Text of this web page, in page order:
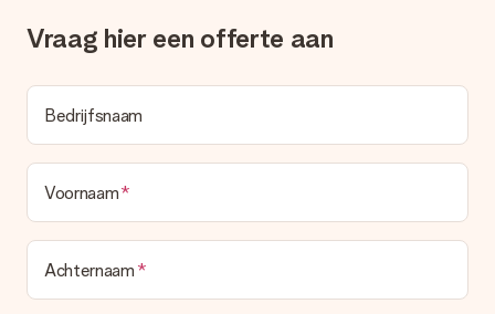
Vraag hier een offerte aan
Bedrijfsnaam
Voornaam
Achternaam